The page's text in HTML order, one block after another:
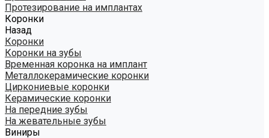
Протезирование на имплантах
Коронки
Назад
Коронки
Коронки на зубы
Временная коронка на имплант
Металлокерамические коронки
Циркониевые коронки
Керамические коронки
На передние зубы
На жевательные зубы
Виниры